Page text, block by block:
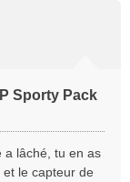
Sporty Pack
a lâché, tu en as
le capteur de